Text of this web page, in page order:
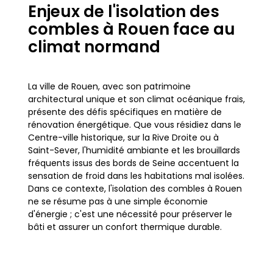
Enjeux de l'isolation des
combles à Rouen face au
climat normand
La ville de Rouen, avec son patrimoine
architectural unique et son climat océanique frais,
présente des défis spécifiques en matière de
rénovation énergétique. Que vous résidiez dans le
Centre-ville historique, sur la Rive Droite ou à
Saint-Sever, l'humidité ambiante et les brouillards
fréquents issus des bords de Seine accentuent la
sensation de froid dans les habitations mal isolées.
Dans ce contexte, l'isolation des combles à Rouen
ne se résume pas à une simple économie
d'énergie ; c'est une nécessité pour préserver le
bâti et assurer un confort thermique durable.